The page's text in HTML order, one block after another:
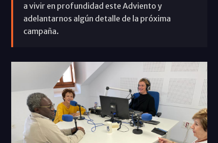
a vivir en profundidad este Adviento y
adelantarnos algún detalle de la próxima
campaña.